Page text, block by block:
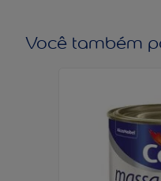
Você também